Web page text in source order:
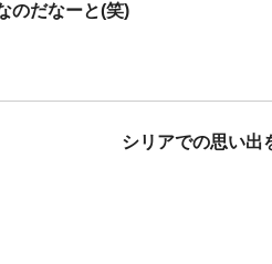
のだなーと(笑)
シリアでの思い出